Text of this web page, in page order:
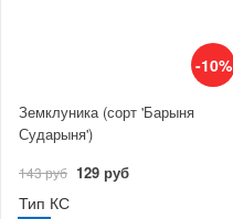
-10%
Земклуника (сорт 'Барыня
Сударыня')
143 руб 129 руб
Тип КС